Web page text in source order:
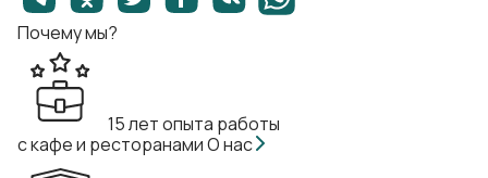
Почему мы?
15 лет опыта работы
с кафе и ресторанамиО нас